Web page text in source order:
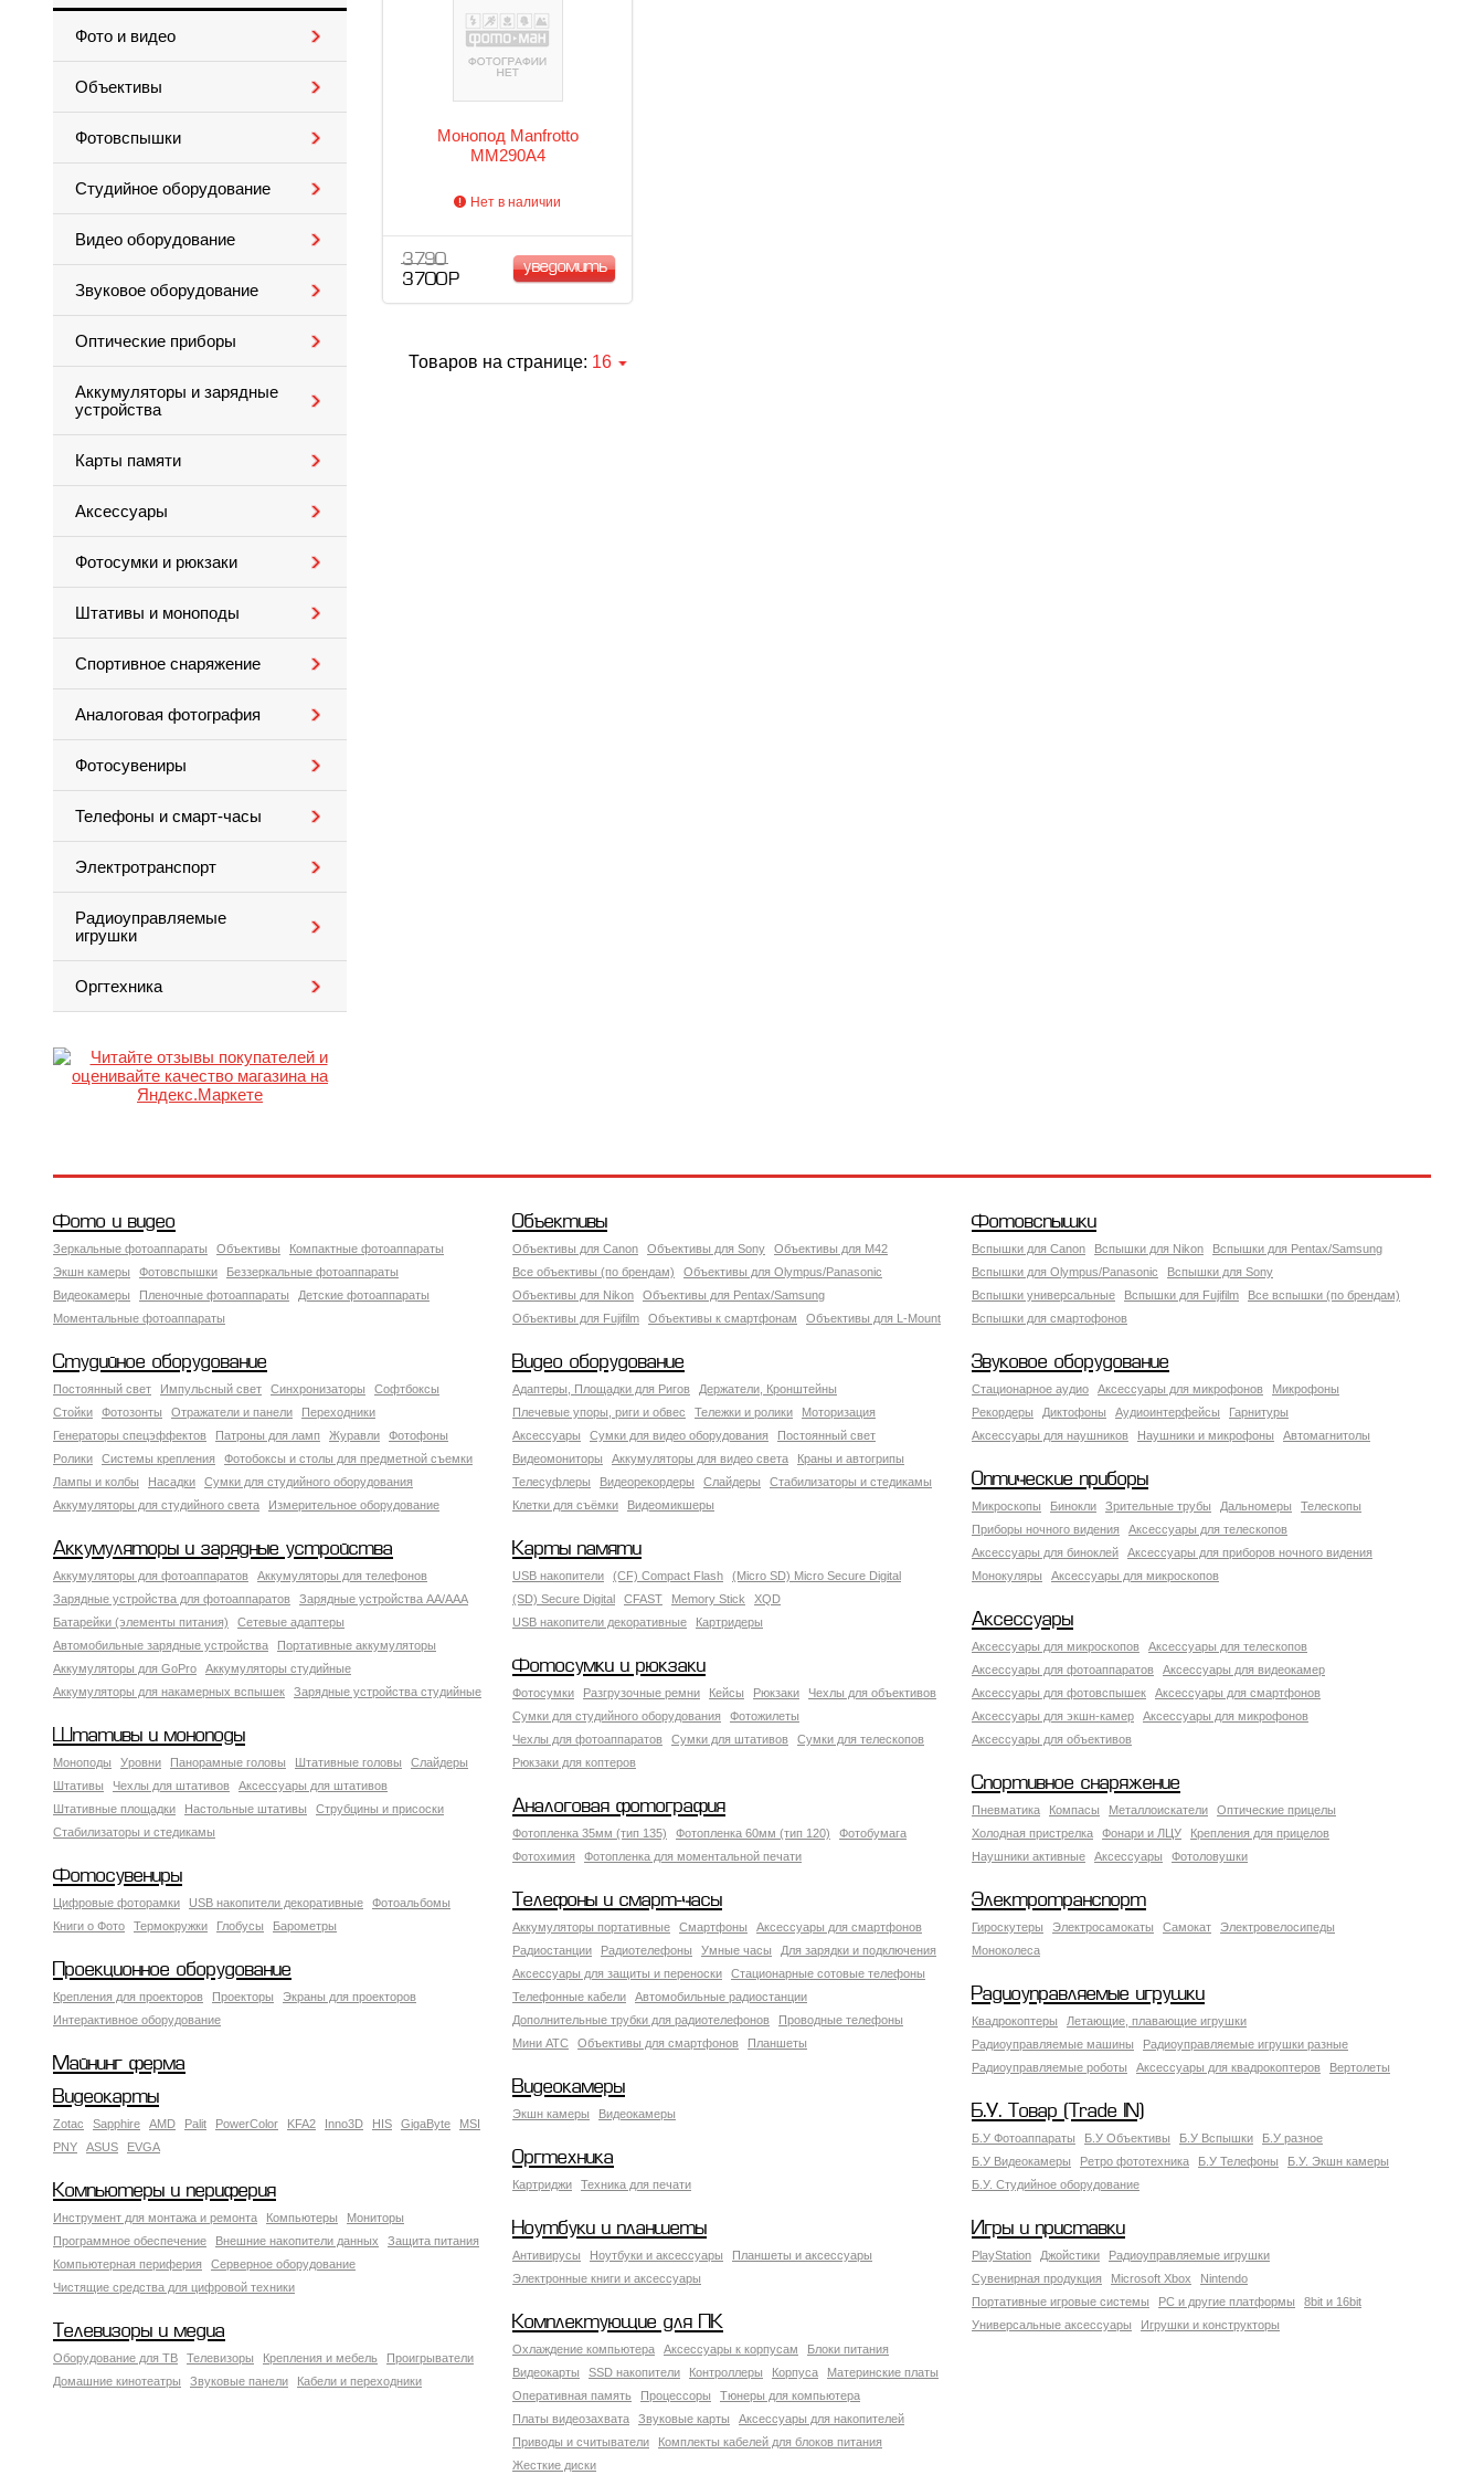
Фото и видео
Объективы
Фотовспышки
Студийное оборудование
Видео оборудование
Звуковое оборудование
Оптические приборы
Аккумуляторы и зарядные
устройства
Карты памяти
Аксессуары
Фотосумки и рюкзаки
Штативы и моноподы
Спортивное снаряжение
Аналоговая фотография
Фотосувениры
Телефоны и смарт-часы
Электротранспорт
Радиоуправляемые
игрушки
Оргтехника
Монопод Manfrotto
MM290A4
Нет в наличии
3 790
3 700 Р
уведомить
Товаров на странице: 16
Фото и видео
Зеркальные фотоаппараты Объективы
Компактные фотоаппараты
Экшн камеры
Фотовспышки
Беззеркальные фотоаппараты
Видеокамеры
Пленочные фотоаппараты
Детские фотоаппараты
Моментальные фотоаппараты
Объективы
Объективы для Canon Объективы для Sony
Объективы для M42
Все объективы (по брендам)
Объективы для Olympus/Panasonic
Объективы для Nikon
Объективы для Pentax/Samsung
Объективы для Fujifilm
Объективы к смартфонам Объективы для L-Mount
Фотовспышки
Вспышки для Canon Вспышки для Nikon
Вспышки для Pentax/Samsung
Вспышки для Olympus/Panasonic
Вспышки для Sony
Вспышки универсальные
Вспышки для Fujifilm
Все вспышки (по брендам)
Вспышки для смартофонов
Студийное оборудование
Постоянный свет Импульсный свет Синхронизаторы
Софтбоксы
Стойки
Фотозонты Отражатели и панели
Переходники
Генераторы спецэффектов
Патроны для ламп Журавли
Фотофоны
Ролики
Системы крепления
Фотобоксы и столы для предметной съемки
Лампы и колбы
Насадки
Сумки для студийного оборудования
Аккумуляторы для студийного света
Измерительное оборудование
Видео оборудование
Адаптеры, Площадки для Ригов
Держатели, Кронштейны
Плечевые упоры, риги и обвес
Тележки и ролики
Моторизация
Аксессуары
Сумки для видео оборудования
Постоянный свет
Видеомониторы
Аккумуляторы для видео света
Краны и автогрипы
Телесуфлеры
Видеорекордеры Слайдеры
Стабилизаторы и стедикамы
Клетки для съёмки
Видеомикшеры
Звуковое оборудование
Стационарное аудио Аксессуары для микрофонов
Микрофоны
Рекордеры
Диктофоны Аудиоинтерфейсы
Гарнитуры
Аксессуары для наушников
Наушники и микрофоны Автомагнитолы
Оптические приборы
Микроскопы Бинокли Зрительные трубы Дальномеры
Телескопы
Приборы ночного видения
Аксессуары для телескопов
Аксессуары для биноклей
Аксессуары для приборов ночного видения
Монокуляры
Аксессуары для микроскопов
Аккумуляторы и зарядные устройства
Аккумуляторы для фотоаппаратов
Аккумуляторы для телефонов
Зарядные устройства для фотоаппаратов
Зарядные устройства AA/AAA
Батарейки (элементы питания)
Сетевые адаптеры
Автомобильные зарядные устройства
Портативные аккумуляторы
Аккумуляторы для GoPro
Аккумуляторы студийные
Аккумуляторы для накамерных вспышек
Зарядные устройства студийные
Карты памяти
USB накопители (CF) Compact Flash
(Micro SD) Micro Secure Digital
(SD) Secure Digital
CFAST Memory Stick
XQD
USB накопители декоративные
Картридеры Аксессуары
Аксессуары для микроскопов
Аксессуары для телескопов
Аксессуары для фотоаппаратов
Аксессуары для видеокамер
Аксессуары для фотовспышек
Аксессуары для смартфонов
Аксессуары для экшн-камер
Аксессуары для микрофонов
Аксессуары для объективов
Фотосумки и рюкзаки
Фотосумки Разгрузочные ремни Кейсы Рюкзаки
Чехлы для объективов
Сумки для студийного оборудования
Фотожилеты
Чехлы для фотоаппаратов
Сумки для штативов
Сумки для телескопов
Рюкзаки для коптеров
Штативы и моноподы
Моноподы Уровни Панорамные головы Штативные головы
Слайдеры
Штативы
Чехлы для штативов
Аксессуары для штативов
Штативные площадки
Настольные штативы
Струбцины и присоски
Стабилизаторы и стедикамы
Спортивное снаряжение
Пневматика Компасы Металлоискатели
Оптические прицелы
Холодная пристрелка
Фонари и ЛЦУ
Крепления для прицелов
Наушники активные
Аксессуары Фотоловушки
Аналоговая фотография
Фотопленка 35мм (тип 135) Фотопленка 60мм (тип 120)
Фотобумага
Фотохимия
Фотопленка для моментальной печати
Фотосувениры
Цифровые фоторамки USB накопители декоративные
Фотоальбомы
Книги о Фото
Термокружки Глобусы Барометры
Телефоны и смарт-часы
Аккумуляторы портативные Смартфоны
Аксессуары для смартфонов
Радиостанции
Радиотелефоны Умные часы
Для зарядки и подключения
Аксессуары для защиты и переноски
Стационарные сотовые телефоны
Телефонные кабели
Автомобильные радиостанции
Дополнительные трубки для радиотелефонов
Проводные телефоны
Мини АТС
Объективы для смартфонов Планшеты
Электротранспорт
Гироскутеры Электросамокаты Самокат
Электровелосипеды
Моноколеса
Проекционное оборудование
Крепления для проекторов Проекторы
Экраны для проекторов
Интерактивное оборудование
Радиоуправляемые игрушки
Квадрокоптеры
Летающие, плавающие игрушки
Радиоуправляемые машины
Радиоуправляемые игрушки разные
Радиоуправляемые роботы
Аксессуары для квадрокоптеров Вертолеты
Майнинг ферма
Видеокамеры
Экшн камеры Видеокамеры
Видеокарты
Zotac Sapphire AMD Palit PowerColor KFA2 Inno3D HIS GigaByte
MSI
PNY
ASUS EVGA
Б.У. Товар (Trade IN)
Б.У Фотоаппараты Б.У Объективы Б.У Вспышки
Б.У разное
Б.У Видеокамеры
Ретро фототехника Б.У Телефоны
Б.У. Экшн камеры
Б.У. Студийное оборудование
Оргтехника
Картриджи Техника для печати
Компьютеры и периферия
Инструмент для монтажа и ремонта Компьютеры
Мониторы
Программное обеспечение
Внешние накопители данных
Защита питания
Компьютерная периферия
Серверное оборудование
Чистящие средства для цифровой техники
Ноутбуки и планшеты
Антивирусы Ноутбуки и аксессуары
Планшеты и аксессуары
Электронные книги и аксессуары
Игры и приставки
PlayStation Джойстики
Радиоуправляемые игрушки
Сувенирная продукция
Microsoft Xbox
Nintendo
Портативные игровые системы
PC и другие платформы
8bit и 16bit
Универсальные аксессуары
Игрушки и конструкторы
Комплектующие для ПК
Охлаждение компьютера Аксессуары к корпусам
Блоки питания
Видеокарты
SSD накопители Контроллеры Корпуса
Материнские платы
Оперативная память
Процессоры
Тюнеры для компьютера
Платы видеозахвата
Звуковые карты
Аксессуары для накопителей
Приводы и считыватели
Комплекты кабелей для блоков питания
Жесткие диски
Телевизоры и медиа
Оборудование для ТВ Телевизоры Крепления и мебель
Проигрыватели
Домашние кинотеатры
Звуковые панели Кабели и переходники